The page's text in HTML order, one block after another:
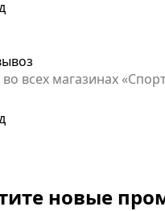
«Спортмастер» на
программы
товара (за
часть покупки,
за 1 (одну)
Бонусами можно оплатить до 30% включительно
новые